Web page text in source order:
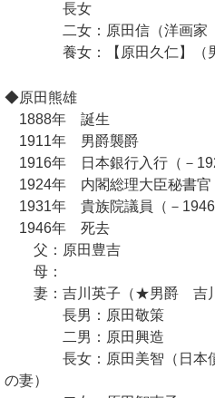
長女
二女：原田信（洋画家
養女：【原田久仁】（
◆原田熊雄
1888年 誕生
1911年 男爵襲爵
1916年 日本銀行入行（－
1924年 内閣総理大臣秘書官
1931年 貴族院議員（－1946
1946年 死去
父：原田豊吉
母：
妻：吉川英子（★男爵 吉川
長男：原田敬策
二男：原田興造
長女：原田美智（日本債
の妻）